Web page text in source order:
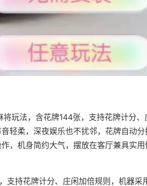
将玩法，含花牌144张，支持花牌计分、
轻柔，深夜娱乐也不扰邻，花牌自动分
，机身简约大气，摆放在客厅兼具实用
支持花牌计分、庄闲加倍规则，机器采